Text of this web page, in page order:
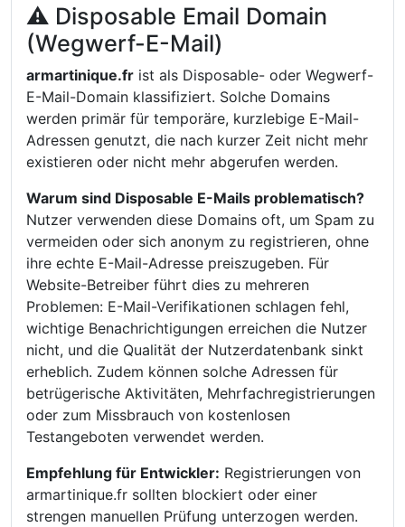
⚠ Disposable Email Domain
(Wegwerf-E-Mail)
armartinique.fr ist als Disposable- oder Wegwerf-
E-Mail-Domain klassifiziert. Solche Domains
werden primär für temporäre, kurzlebige E-Mail-
Adressen genutzt, die nach kurzer Zeit nicht mehr
existieren oder nicht mehr abgerufen werden.
Warum sind Disposable E-Mails problematisch?
Nutzer verwenden diese Domains oft, um Spam zu
vermeiden oder sich anonym zu registrieren, ohne
ihre echte E-Mail-Adresse preiszugeben. Für
Website-Betreiber führt dies zu mehreren
Problemen: E-Mail-Verifikationen schlagen fehl,
wichtige Benachrichtigungen erreichen die Nutzer
nicht, und die Qualität der Nutzerdatenbank sinkt
erheblich. Zudem können solche Adressen für
betrügerische Aktivitäten, Mehrfachregistrierungen
oder zum Missbrauch von kostenlosen
Testangeboten verwendet werden.
Empfehlung für Entwickler: Registrierungen von
armartinique.fr sollten blockiert oder einer
strengen manuellen Prüfung unterzogen werden.